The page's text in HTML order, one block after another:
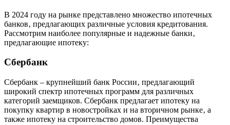
В 2024 году на рынке представлено множество ипотечных
банков‚ предлагающих различные условия кредитования.
Рассмотрим наиболее популярные и надежные банки‚
предлагающие ипотеку:
Сбербанк
Сбербанк – крупнейший банк России‚ предлагающий
широкий спектр ипотечных программ для различных
категорий заемщиков. Сбербанк предлагает ипотеку на
покупку квартир в новостройках и на вторичном рынке‚ а
также ипотеку на строительство домов. Преимущества